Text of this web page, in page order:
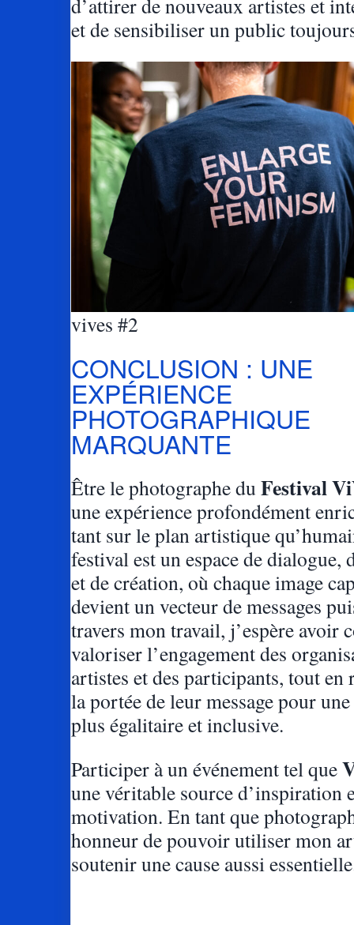
d’attirer de nouveaux artistes et
et de sensibiliser un public
vives #2
CONCLUSION : UNE
EXPÉRIENCE
PHOTOGRAPHIQUE
MARQUANTE
Être le photographe du Festival
une expérience profondément
tant sur le plan artistique
festival est un espace de dialogue,
et de création, où chaque image
devient un vecteur de messages
travers mon travail, j’espère avoir
valoriser l’engagement des
artistes et des participants, tout en
la portée de leur message pour
plus égalitaire et inclusive.
Participer à un événement tel que
une véritable source d’inspiration
motivation. En tant que
honneur de pouvoir utiliser mon
soutenir une cause aussi